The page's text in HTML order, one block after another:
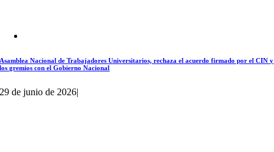
Asamblea Nacional de Trabajadores Universitarios, rechaza el acuerdo firmado por el CIN y
los gremios con el Gobierno Nacional
29 de junio de 2026|